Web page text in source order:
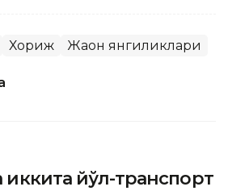
Хориж Жаҳон янгиликлари
йўл-транспорт